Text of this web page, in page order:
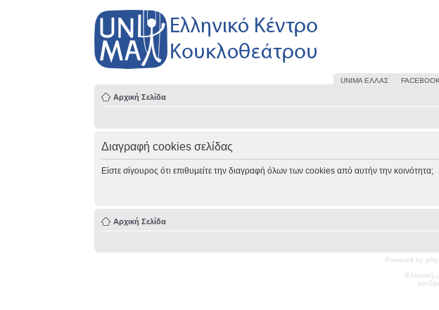
UΝΙΜΑ ΕΛΛΑΣ
Αρχική Σελίδα
Διαγραφή cookies σελίδας
Είστε σίγουρος ότι επιθυμείτε την διαγραφή όλων των cookies από αυτήν την κοινότητα;
Αρχική Σελίδα
Powered by
Ελληνική
pro